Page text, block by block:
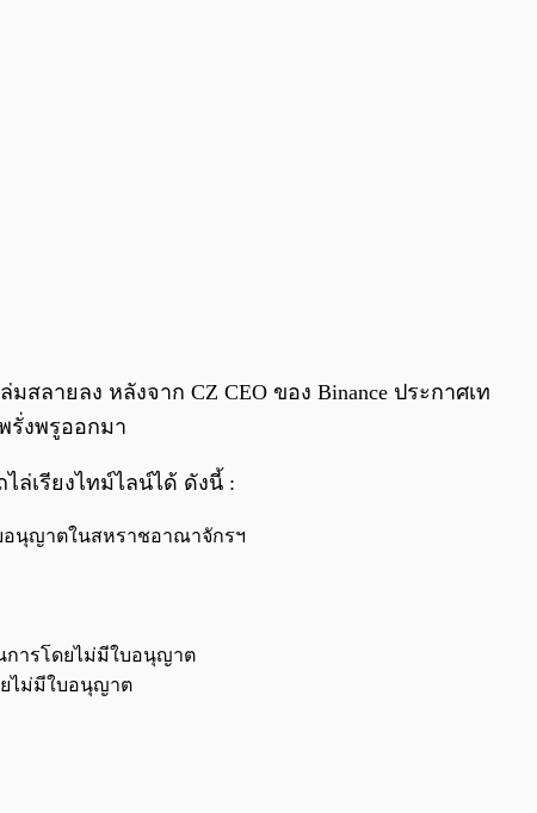
สลายลง หลังจาก CZ CEO ของ Binance ประกาศเท
รั่งพรูออกมา
ล่เรียงไทม์ไลน์ได้ ดังนี้ :
อนุญาตในสหราชอาณาจักรฯ
การโดยไม่มีใบอนุญาต
ยไม่มีใบอนุญาต